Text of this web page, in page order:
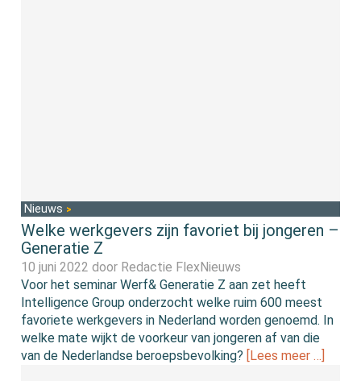
Nieuws
Welke werkgevers zijn favoriet bij jongeren –
Generatie Z
10 juni 2022 door Redactie FlexNieuws
Voor het seminar Werf& Generatie Z aan zet heeft
Intelligence Group onderzocht welke ruim 600 meest
favoriete werkgevers in Nederland worden genoemd. In
welke mate wijkt de voorkeur van jongeren af van die
van de Nederlandse beroepsbevolking? [Lees meer …]